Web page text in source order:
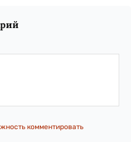
комментировать